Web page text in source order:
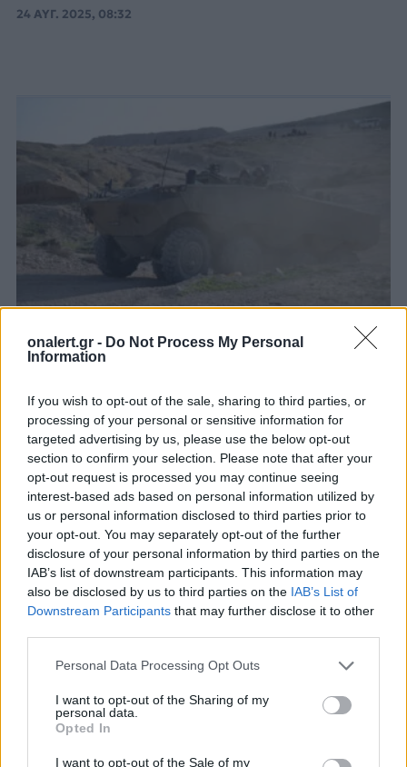
onalert.gr - Do Not Process My Personal
Information
If you wish to opt-out of the sale, sharing to third parties, or
processing of your personal or sensitive information for
targeted advertising by us, please use the below opt-out
section to confirm your selection. Please note that after your
opt-out request is processed you may continue seeing
interest-based ads based on personal information utilized by
us or personal information disclosed to third parties prior to
your opt-out. You may separately opt-out of the further
disclosure of your personal information by third parties on the
IAB’s list of downstream participants. This information may
also be disclosed by us to third parties on the IAB’s List of
Downstream Participants that may further disclose it to other
Personal Data Processing Opt Outs
I want to opt-out of the Sharing of my
personal data.
Opted In
I want to opt-out of the Sale of my
24 ΑΥΓ. 2025, 08:32
στην πώληση κινητήρων για τα
ισραηλινά τεθωρακισμένα
Το Υπουργείο Εξωτερικών των ΗΠΑ ενέκρινε την
πώληση κινητήρων για τα τεθωρακισμένα
οχήματα μεταφοράς προσωπικού Eitan 8×8 του
ισραηλινού στρατού.
16 ΑΠΡ. 2025, 19:23